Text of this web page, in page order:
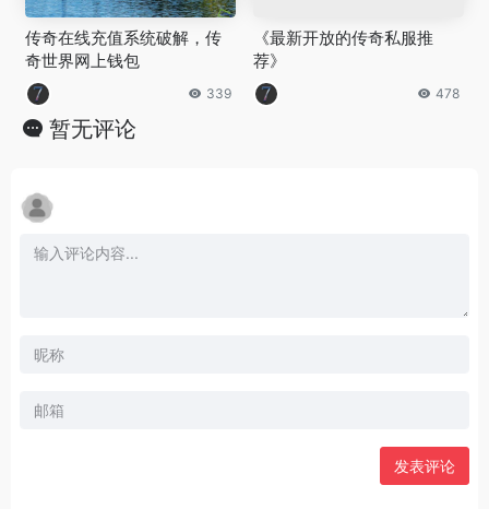
传奇在线充值系统破解，传
奇世界网上钱包
339
《最新开放的传奇私服推
荐》
478
暂无评论
发表评论